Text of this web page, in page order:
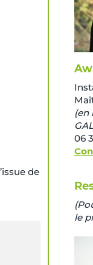
de
(en
06
le